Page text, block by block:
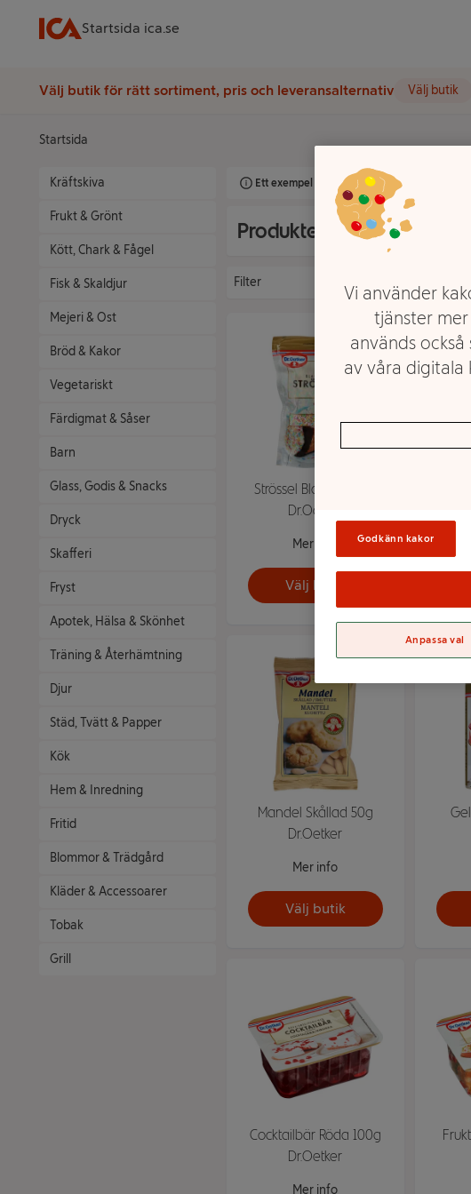
Startsida ica.se
Välj butik för rätt sortiment, pris och leveransalternativ Välj butik
Startsida
Kräftskiva
Frukt & Grönt
Kött, Chark & Fågel
Fisk & Skaldjur
Mejeri & Ost
Bröd & Kakor
Vegetariskt
Färdigmat & Såser
Barn
Glass, Godis & Snacks
Dryck
Skafferi
Fryst
Apotek, Hälsa & Skönhet
Träning & Återhämtning
Djur
Städ, Tvätt & Papper
Kök
Hem & Inredning
Fritid
Blommor & Trädgård
Kläder & Accessoarer
Tobak
Grill
Ett exempel på onlinesortiment visas.
Produkter från Dr.Oetker
Filter
Strössel Blandat 145g
Dr.Oetker
Mer info
Välj butik
Mandel Skållad 50g
Dr.Oetker
Mer info
Välj butik
Cocktailbär Röda 100g
Dr.Oetker
Mer info
Vi använder
tjänster
används
av våra digitala
Godkänn kakor
Anpassa val